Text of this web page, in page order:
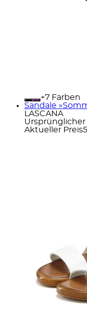
+
Farben
Sandale
LASCANA
Ursprünglicher
Aktueller Preis